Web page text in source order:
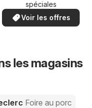
spéciales
Voir les offres
les magasins
Foire au porc